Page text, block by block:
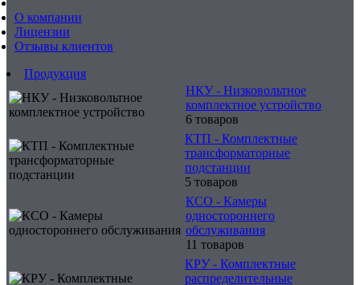
О компании
Лицензии
Отзывы клиентов
Продукция
НКУ - Низковольтное
комплектное устройство
6 товаров
КТП - Комплектные
трансформаторные
подстанции
5 товаров
КСО - Камеры
одностороннего
обслуживания
11 товаров
КРУ - Комплектные
распределительные